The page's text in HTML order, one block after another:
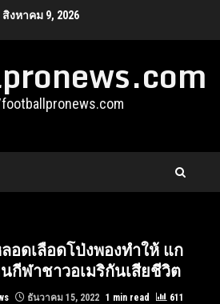
สิงหาคม 9, 2026
อดเลือดโป่งพองทําให้ แก
กีฬาชาวอเมริกันเสียชีวิต
ธันวาคม 15, 2022 1 min read 611